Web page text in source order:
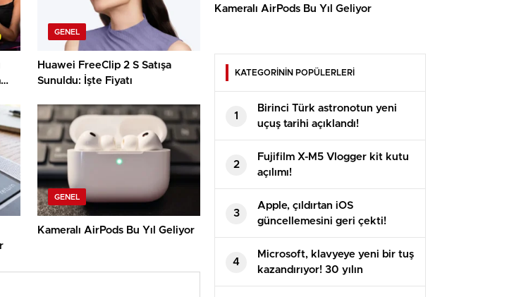
GENEL
Huawei FreeClip 2 S Satışa
Sunuldu: İşte Fiyatı
GENEL
Kameralı AirPods Bu Yıl Geliyor
Kameralı AirPods Bu Yıl Geliyor
KATEGORİNİN POPÜLERLERİ
1
Birinci Türk astronotun yeni
uçuş tarihi açıklandı!
2
Fujifilm X-M5 Vlogger kit kutu
açılımı!
3
Apple, çıldırtan iOS
güncellemesini geri çekti!
4
Microsoft, klavyeye yeni bir tuş
kazandırıyor! 30 yılın
ardından…